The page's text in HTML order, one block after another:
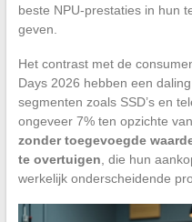
beste NPU-prestaties in hun
geven.
Het contrast met de
Days 2026 hebben een
segmenten zoals SSD’s en
ongeveer 7% ten opzichte
zonder toegevoegde
te overtuigen , die hun
werkelijk onderscheidende